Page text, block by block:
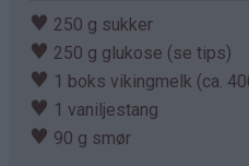
♥ 250 g sukker
♥ 250 g glukose (se tips)
♥ 1 boks vikingmelk (ca.
♥ 1 vaniljestang
♥ 90 g smør